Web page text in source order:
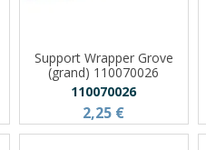
Support Wrapper Grove
(grand) 110070026
110070026
2,25 €